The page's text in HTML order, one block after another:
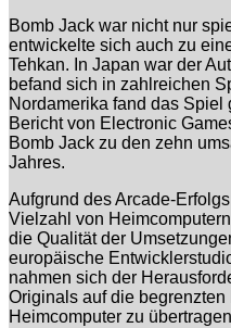
Bomb Jack war nicht nur
entwickelte sich auch zu
Tehkan. In Japan war der
befand sich in zahlreichen
Nordamerika fand das
Bericht von Electronic
Bomb Jack zu den zehn
Jahres.
Aufgrund des Arcade-
Vielzahl von
die Qualität der
europäische
nahmen sich der
Originals auf die
Heimcomputer zu